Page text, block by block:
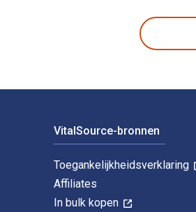
VitalSource-bronnen
Toegankelijkheidsverklaring
Affiliates
In bulk kopen